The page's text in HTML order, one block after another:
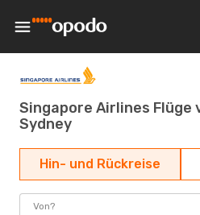
Singapore Airlines Flüge
Sydney
Hin- und Rückreise
Von?